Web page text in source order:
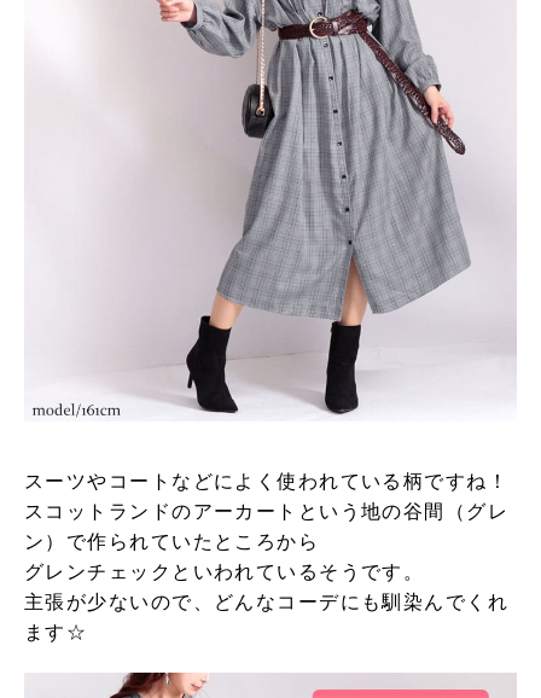
スーツやコートなどによく使われている柄ですね！
スコットランドのアーカートという地の谷間（グレ
ン）で作られていたところから
グレンチェックといわれているそうです。
主張が少ないので、どんなコーデにも馴染んでくれ
ます☆